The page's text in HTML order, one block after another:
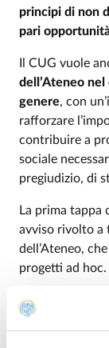
principi di non
pari
Il CUG vuole
dell’Ateneo
genere, con
rafforzare
contribuire a
sociale
pregiudizio, di
La prima tappa
avviso rivolto a
dell’Ateneo,
progetti ad hoc.
L’unità di
docenti